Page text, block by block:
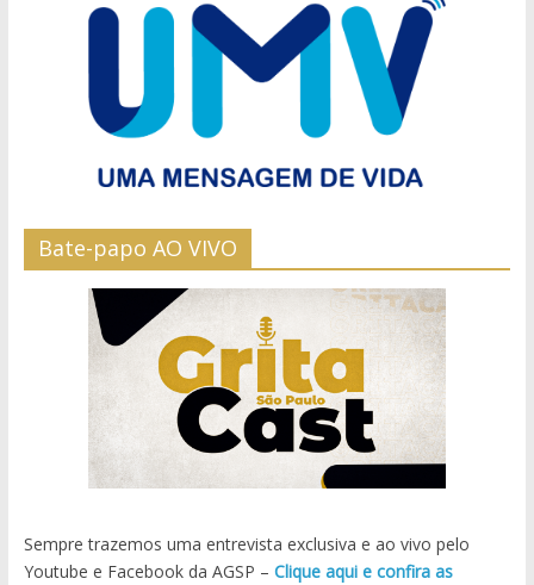
Bate-papo AO VIVO
Sempre trazemos uma entrevista exclusiva e ao vivo pelo
Youtube e Facebook da AGSP – Clique aqui e confira as